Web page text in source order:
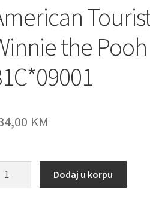
the Pooh
KM
Dodaj u korpu